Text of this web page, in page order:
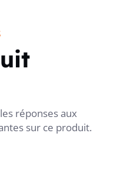
réponses aux
sur ce produit.